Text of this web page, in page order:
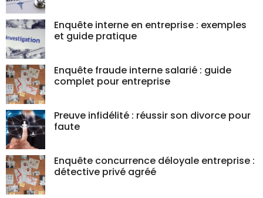
Enquête interne en entreprise : exemples
et guide pratique
Enquête fraude interne salarié : guide
complet pour entreprise
Preuve infidélité : réussir son divorce pour
faute
Enquête concurrence déloyale entreprise :
détective privé agréé